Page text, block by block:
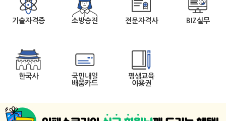
기술자격증 소방승진 전문자격사 BIZ실무
한국사
국민내일
배움카드
평생교육
이용권